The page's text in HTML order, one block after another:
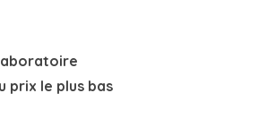
prix le plus bas